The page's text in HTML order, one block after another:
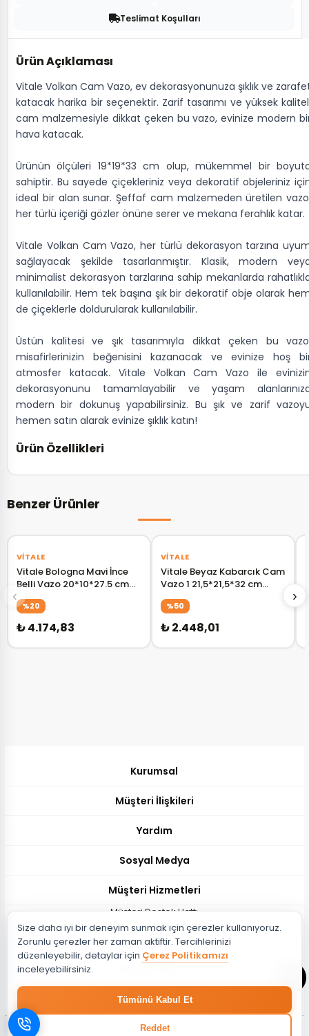
Teslimat Koşulları
Ürün Açıklaması
Vitale Volkan Cam Vazo, ev dekorasyonunuza şıklık ve
katacak harika bir seçenektir. Zarif tasarımı ve yüksek
cam malzemesiyle dikkat çeken bu vazo, evinize modern
hava katacak.
Ürünün ölçüleri 19*19*33 cm olup, mükemmel bir
sahiptir. Bu sayede çiçekleriniz veya dekoratif objeleriniz
ideal bir alan sunar. Şeffaf cam malzemeden üretilen
her türlü içeriği gözler önüne serer ve mekana ferahlık katar.
Vitale Volkan Cam Vazo, her türlü dekorasyon tarzına
sağlayacak şekilde tasarlanmıştır. Klasik, modern
minimalist dekorasyon tarzlarına sahip mekanlarda
kullanılabilir. Hem tek başına şık bir dekoratif obje olarak
de çiçeklerle doldurularak kullanılabilir.
Üstün kalitesi ve şık tasarımıyla dikkat çeken bu
misafirlerinizin beğenisini kazanacak ve evinize hoş
atmosfer katacak. Vitale Volkan Cam Vazo ile
dekorasyonunu tamamlayabilir ve yaşam
modern bir dokunuş yapabilirsiniz. Bu şık ve zarif
hemen satın alarak evinize şıklık katın!
Ürün Özellikleri
Benzer Ürünler
‹ ›
VITALE
Vitale Bologna Mavi İnce
Belli Vazo 20*10*27.5 cm
AK.KI0003
%20
₺ 4.174,83
VITALE
Vitale Beyaz Kabarcık Cam
Vazo 1 21,5*21,5*32 cm
AK.JK0029
%50
₺ 2.448,01
Kurumsal
Müşteri İlişkileri
Yardım
Sosyal Medya
Müşteri Hizmetleri
Müşteri Destek Hattı
444 51 26
Müşteri Destek Maili
musteri@evdema.com
Whatsapp Destek Hattı
05382788510
Size daha iyi bir deneyim sunmak için çerezler kullanıyoruz.
Zorunlu çerezler her zaman aktiftir. Tercihlerinizi
düzenleyebilir, detaylar için Çerez Politikamızı
inceleyebilirsiniz.
Tümünü Kabul Et
Reddet